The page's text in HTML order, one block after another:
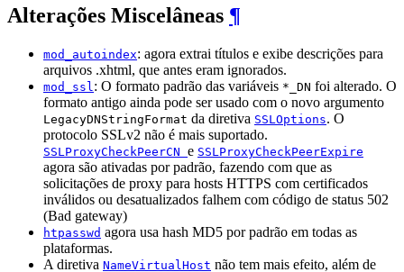
Alterações Miscelâneas ¶
mod_autoindex: agora extrai títulos e exibe descrições para
arquivos .xhtml, que antes eram ignorados.
mod_ssl: O formato padrão das variáveis ​​ *_DN foi alterado. O
formato antigo ainda pode ser usado com o novo argumento
LegacyDNStringFormat da diretiva SSLOptions. O
protocolo SSLv2 não é mais suportado.
SSLProxyCheckPeerCN e SSLProxyCheckPeerExpire
agora são ativadas por padrão, fazendo com que as
solicitações de proxy para hosts HTTPS com certificados
inválidos ou desatualizados falhem com código de status 502
(Bad gateway)
htpasswd agora usa hash MD5 por padrão em todas as
plataformas.
A diretiva NameVirtualHost não tem mais efeito, além de